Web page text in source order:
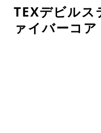
TEXデビルス
ァイバーコ